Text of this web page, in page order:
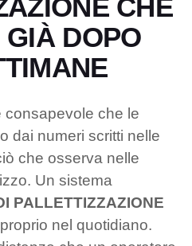
CHE
DOPO
consapevole che le
dai numeri scritti nelle
che osserva nelle
Un sistema
PALLETTIZZAZIONE
nel quotidiano.